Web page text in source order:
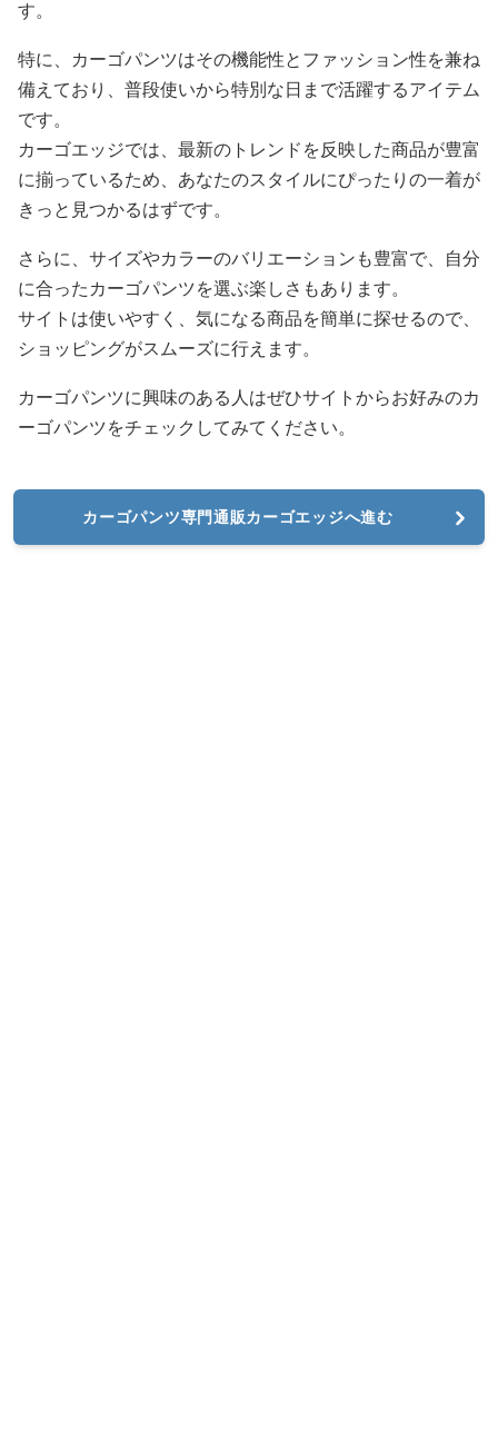
す。
特に、カーゴパンツはその機能性とファッション性を兼ね
備えており、普段使いから特別な日まで活躍するアイテム
です。
カーゴエッジでは、最新のトレンドを反映した商品が豊富
に揃っているため、あなたのスタイルにぴったりの一着が
きっと見つかるはずです。
さらに、サイズやカラーのバリエーションも豊富で、自分
に合ったカーゴパンツを選ぶ楽しさもあります。
サイトは使いやすく、気になる商品を簡単に探せるので、
ショッピングがスムーズに行えます。
カーゴパンツに興味のある人はぜひサイトからお好みのカ
ーゴパンツをチェックしてみてください。
カーゴパンツ専門通販カーゴエッジへ進む